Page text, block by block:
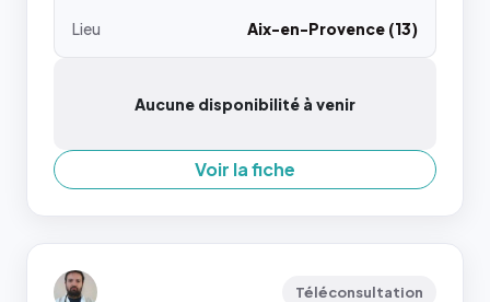
Lieu
Aix-en-Provence (13)
Aucune disponibilité à venir
Voir la fiche
Téléconsultation